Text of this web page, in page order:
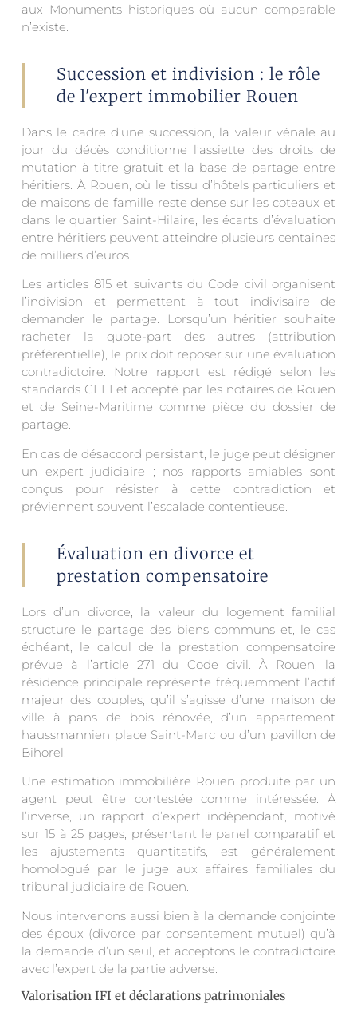
aux Monuments historiques où aucun comparable
n’existe.
Succession et indivision : le rôle
de l'expert immobilier Rouen
Dans le cadre d’une succession, la valeur vénale au
jour du décès conditionne l’assiette des droits de
mutation à titre gratuit et la base de partage entre
héritiers. À Rouen, où le tissu d’hôtels particuliers et
de maisons de famille reste dense sur les coteaux et
dans le quartier Saint-Hilaire, les écarts d’évaluation
entre héritiers peuvent atteindre plusieurs centaines
de milliers d’euros.
Les articles 815 et suivants du Code civil organisent
l’indivision et permettent à tout indivisaire de
demander le partage. Lorsqu’un héritier souhaite
racheter la quote-part des autres (attribution
préférentielle), le prix doit reposer sur une évaluation
contradictoire. Notre rapport est rédigé selon les
standards CEEI et accepté par les notaires de Rouen
et de Seine-Maritime comme pièce du dossier de
partage.
En cas de désaccord persistant, le juge peut désigner
un expert judiciaire ; nos rapports amiables sont
conçus pour résister à cette contradiction et
préviennent souvent l’escalade contentieuse.
Évaluation en divorce et
prestation compensatoire
Lors d’un divorce, la valeur du logement familial
structure le partage des biens communs et, le cas
échéant, le calcul de la prestation compensatoire
prévue à l’article 271 du Code civil. À Rouen, la
résidence principale représente fréquemment l’actif
majeur des couples, qu’il s’agisse d’une maison de
ville à pans de bois rénovée, d’un appartement
haussmannien place Saint-Marc ou d’un pavillon de
Bihorel.
Une estimation immobilière Rouen produite par un
agent peut être contestée comme intéressée. À
l’inverse, un rapport d’expert indépendant, motivé
sur 15 à 25 pages, présentant le panel comparatif et
les ajustements quantitatifs, est généralement
homologué par le juge aux affaires familiales du
tribunal judiciaire de Rouen.
Nous intervenons aussi bien à la demande conjointe
des époux (divorce par consentement mutuel) qu’à
la demande d’un seul, et acceptons le contradictoire
avec l’expert de la partie adverse.
Valorisation IFI et déclarations patrimoniales